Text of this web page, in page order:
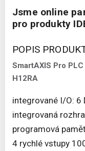
Jsme online
pro produkty
POPIS
SmartAXIS Pro
H12RA
integrované I/O: 6
integrovaná
programová
4 rychlé vstupy